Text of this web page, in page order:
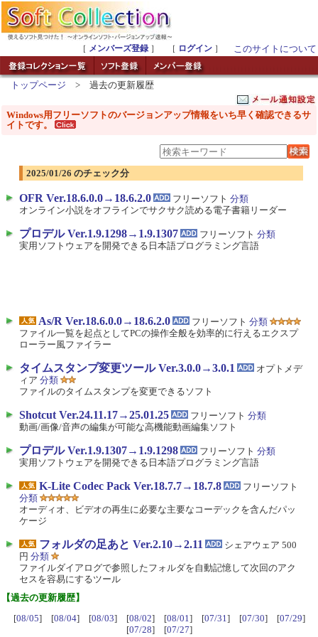
［ メンバーズ登録 ］ ［ ログイン ］ このサイトについて
トップページ > 過去の更新履歴
Windows用フリーソフトのバージョンアップ情報をいち早く確認できるサ
イトです。
2025/01/26 のチェック分
OFR Ver.18.6.0.0→18.6.2.0 フリーソフト 分類
オンライン小説をオフラインでサクサク読める電子書籍リーダー
プロデル Ver.1.9.1298→1.9.1307 フリーソフト 分類
実用ソフトウェアを開発できる日本語プログラミング言語
As/R Ver.18.6.0.0→18.6.2.0 フリーソフト 分類
ファイル一覧を起点としてPCの操作全般を効率的に行えるエクスプ
ローラー風ファイラー
タイムスタンプ変更ツール Ver.3.0.0→3.0.1
オプトメデ
ィア 分類
ファイルのタイムスタンプを変更できるソフト
Shotcut Ver.24.11.17→25.01.25 フリーソフト 分類
動画/画像/音声の編集が可能な高機能動画編集ソフト
プロデル Ver.1.9.1307→1.9.1298 フリーソフト 分類
実用ソフトウェアを開発できる日本語プログラミング言語
K-Lite Codec Pack Ver.18.7.7→18.7.8
フリーソフト
分類
オーディオ、ビデオの再生に必要な主要なコーデックを含んだパッ
ケージ
フォルダの足あと Ver.2.10→2.11
シェアウェア 500
円 分類
ファイルダイアログで参照したフォルダを自動記憶して次回のアク
セスを容易にするツール
【過去の更新履歴】
[08/05] [08/04] [08/03] [08/02] [08/01] [07/31] [07/30] [07/29]
[07/28] [07/27]